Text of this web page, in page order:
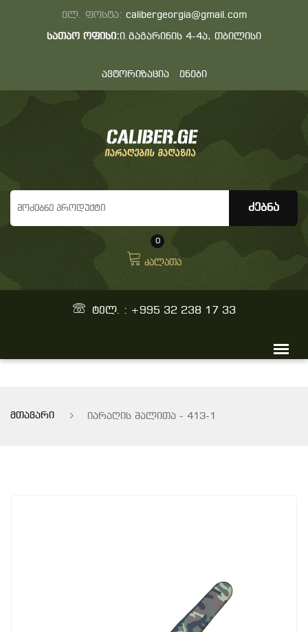
ელ. ფოსტა: calibergeorgia@gmail.com
სათაო ოფისი:ი.გაგარინის 4-4ა, თბილისი
ავტორიზაცია ენები
0
კალათა
ტელ. : +995 32 238 17 33
მთავარი იარაღის შალითა - 413-1